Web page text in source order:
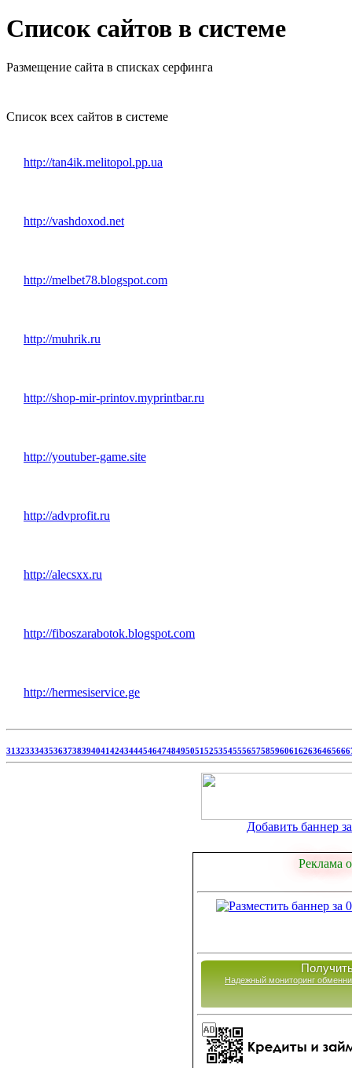
Список сайтов в системе
Размещение сайта в списках серфинга
Список всех сайтов в системе
http://tan4ik.melitopol.pp.ua
http://vashdoxod.net
http://melbet78.blogspot.com
http://muhrik.ru
http://shop-mir-printov.myprintbar.ru
http://youtuber-game.site
http://advprofit.ru
http://alecsxx.ru
http://fiboszarabotok.blogspot.com
http://hermesiservice.ge
313233343536373839404142434445464748495051525354555657585960616263646566
Добавить баннер
Реклама
Надежный мониторинг